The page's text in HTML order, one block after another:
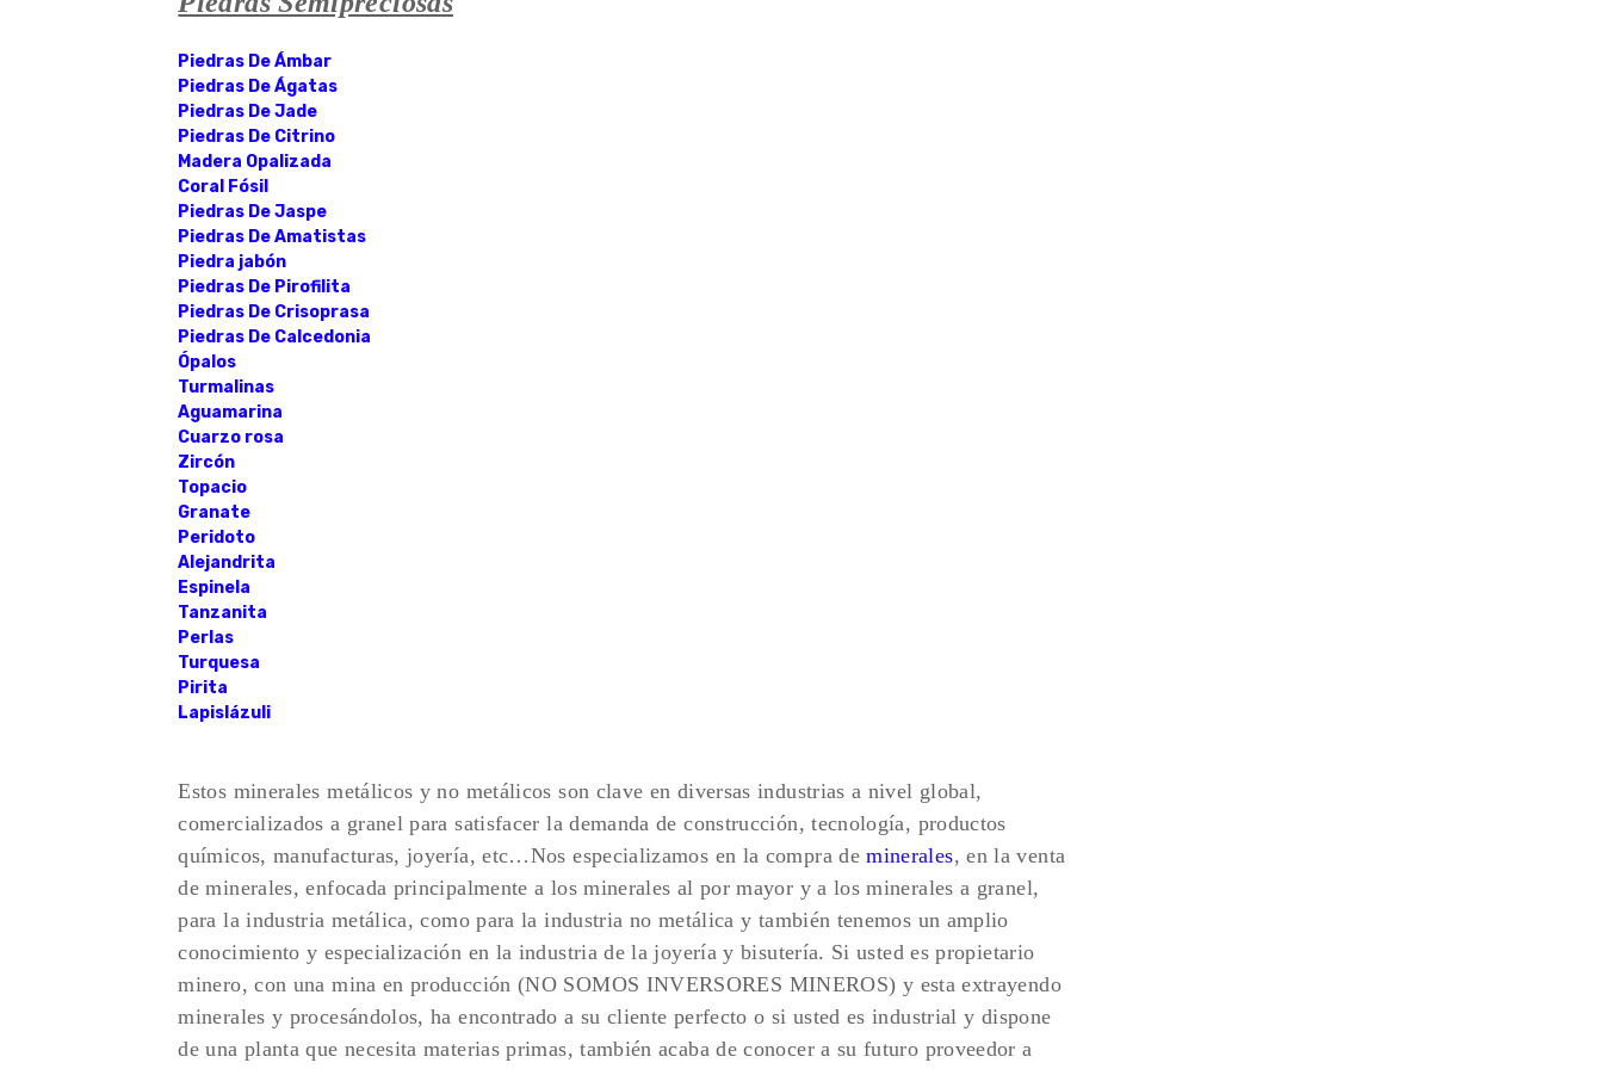
Piedras De Ámbar
Piedras De Ágatas
Piedras De Jade
Piedras De Citrino
Madera Opalizada
Coral Fósil
Piedras De Jaspe
Piedras De Amatistas
Piedra jabón
Piedras De Pirofilita
Piedras De Crisoprasa
Piedras De Calcedonia
Ópalos
Turmalinas
Aguamarina
Cuarzo rosa
Zircón
Topacio
Granate
Peridoto
Alejandrita
Espinela
Tanzanita
Perlas
Turquesa
Pirita
Lapislázuli
Estos minerales metálicos y no metálicos son clave en diversas industrias a nivel global,
comercializados a granel para satisfacer la demanda de construcción, tecnología, productos
químicos, manufacturas, joyería, etc…Nos especializamos en la compra deminerales, en la venta
de minerales, enfocada principalmente a los minerales al por mayor y a los minerales a granel,
para la industria metálica, como para la industria no metálica y también tenemos un amplio
conocimiento y especialización en la industria de la joyería y bisutería. Si usted es propietario
minero, con una mina en producción (NO SOMOS INVERSORES MINEROS) y esta extrayendo
minerales y procesándolos, ha encontrado a su cliente perfecto o si usted es industrial y dispone
de una planta que necesita materias primas, también acaba de conocer a su futuro proveedor a